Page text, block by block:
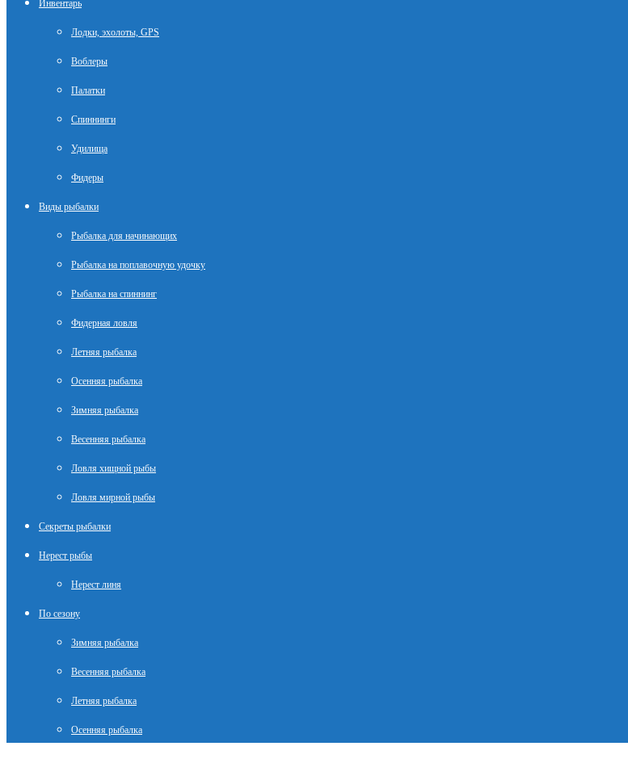
Инвентарь
Лодки, эхолоты, GPS
Воблеры
Палатки
Спиннинги
Удилища
Фидеры
Виды рыбалки
Рыбалка для начинающих
Рыбалка на поплавочную удочку
Рыбалка на спиннинг
Фидерная ловля
Летняя рыбалка
Осенняя рыбалка
Зимняя рыбалка
Весенняя рыбалка
Ловля хищной рыбы
Ловля мирной рыбы
Секреты рыбалки
Нерест рыбы
Нерест линя
По сезону
Зимняя рыбалка
Весенняя рыбалка
Летняя рыбалка
Осенняя рыбалка